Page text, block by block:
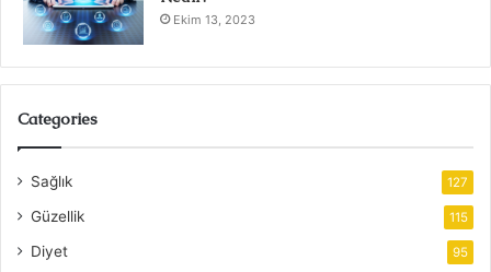
Ekim 13, 2023
Categories
Sağlık 127
Güzellik 115
Diyet 95